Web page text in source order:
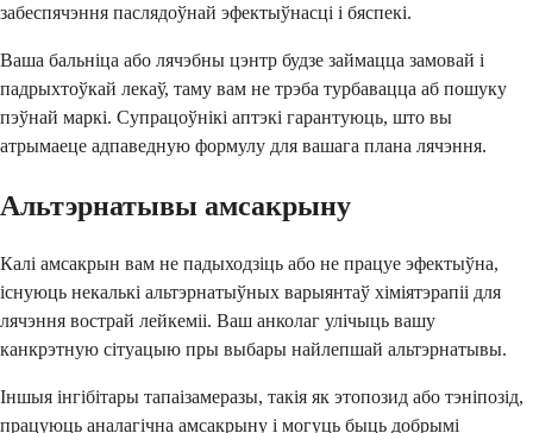
забеспячэння паслядоўнай эфектыўнасці і бяспекі.
Ваша бальніца або лячэбны цэнтр будзе займацца замовай і
падрыхтоўкай лекаў, таму вам не трэба турбавацца аб пошуку
пэўнай маркі. Супрацоўнікі аптэкі гарантуюць, што вы
атрымаеце адпаведную формулу для вашага плана лячэння.
Альтэрнатывы амсакрыну
Калі амсакрын вам не падыходзіць або не працуе эфектыўна,
існуюць некалькі альтэрнатыўных варыянтаў хіміятэрапіі для
лячэння вострай лейкеміі. Ваш анколаг улічыць вашу
канкрэтную сітуацыю пры выбары найлепшай альтэрнатывы.
Іншыя інгібітары тапаізамеразы, такія як этопозид або тэніпозід,
працуюць аналагічна амсакрыну і могуць быць добрымі